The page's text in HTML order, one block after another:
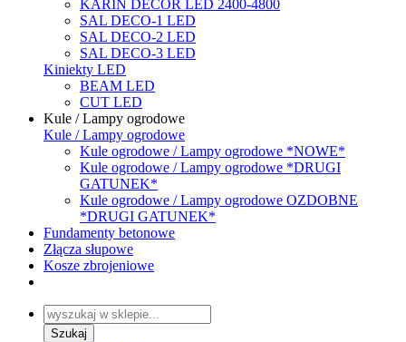
KARIN DECOR LED 2400-4800
SAL DECO-1 LED
SAL DECO-2 LED
SAL DECO-3 LED
Kiniekty LED
BEAM LED
CUT LED
Kule / Lampy ogrodowe
Kule / Lampy ogrodowe
Kule ogrodowe / Lampy ogrodowe *NOWE*
Kule ogrodowe / Lampy ogrodowe *DRUGI
GATUNEK*
Kule ogrodowe / Lampy ogrodowe OZDOBNE
*DRUGI GATUNEK*
Fundamenty betonowe
Złącza słupowe
Kosze zbrojeniowe